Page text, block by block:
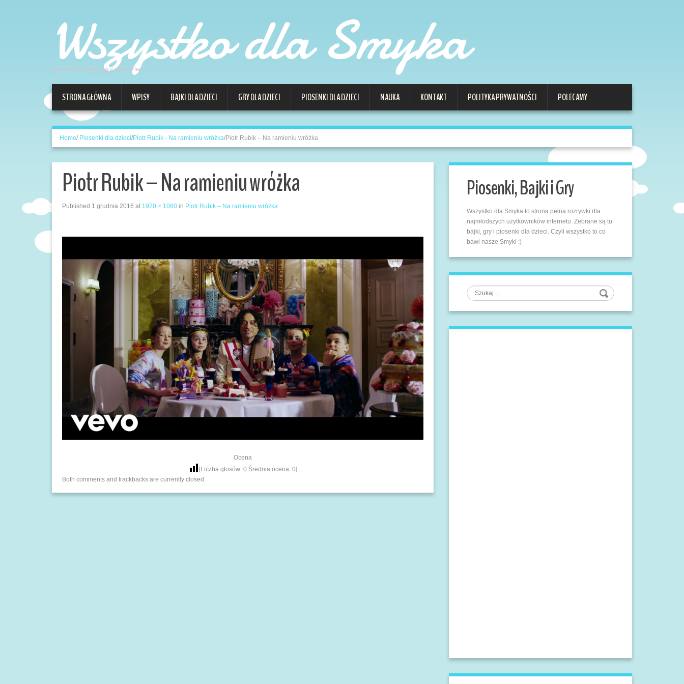
Wszystko dla Smyka
piosenki, bajki i gry dla dzieci
STRONA GŁÓWNA WPISY BAJKI DLA DZIECI GRY DLA DZIECI PIOSENKI DLA DZIECI NAUKA KONTAKT POLITYKA PRYWATNOŚCI POLECAMY
Home/ Piosenki dla dzieci/Piotr Rubik - Na ramieniu wróżka/Piotr Rubik – Na ramieniu wróżka
Piotr Rubik – Na ramieniu wróżka
Published 1 grudnia 2016 at 1920 × 1080 in Piotr Rubik – Na ramieniu wróżka
Ocena
[Liczba głosów: 0 Średnia ocena: 0]
Both comments and trackbacks are currently closed.
Piosenki, Bajki i Gry
Wszystko dla Smyka to strona pełna rozrywki dla
najmłodszych użytkowników internetu. Zebrane są tu
bajki, gry i piosenki dla dzieci. Czyli wszystko to co
bawi nasze Smyki :)
Szukaj